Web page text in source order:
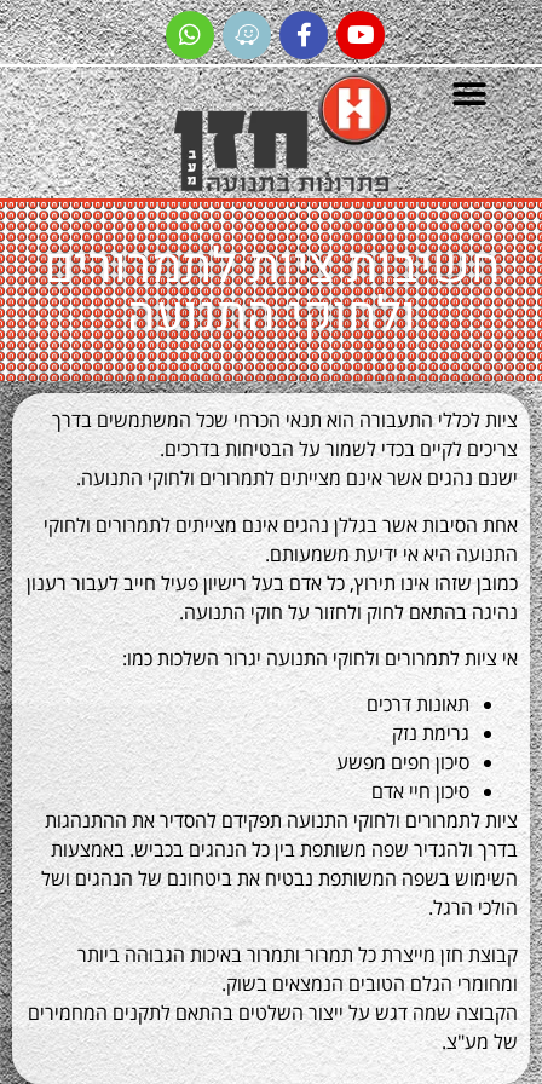
ציות לתמרורים
ולחוקי התנועה
התעבורה הוא תנאי הכרחי שכל המשתמשים בדרך
בכדי לשמור על הבטיחות בדרכים.
אשר אינם מצייתים לתמרורים ולחוקי התנועה.
אשר בגללן נהגים אינם מצייתים לתמרורים ולחוקי
היא אי ידיעת משמעותם.
אינו תירוץ, כל אדם בעל רישיון פעיל חייב לעבור רענון
לחוק ולחזור על חוקי התנועה.
לתמרורים ולחוקי התנועה יגרור השלכות כמו:
דרכים
נזק
חפים מפשע
חיי אדם
ולחוקי התנועה תפקידם להסדיר את ההתנהגות
שפה משותפת בין כל הנהגים בכביש. באמצעות
בשפה המשותפת נבטיח את ביטחונם של הנהגים ושל
מייצרת כל תמרור ותמרור באיכות הגבוהה ביותר
הגלם הטובים הנמצאים בשוק.
שמה דגש על ייצור השלטים בהתאם לתקנים המחמירים